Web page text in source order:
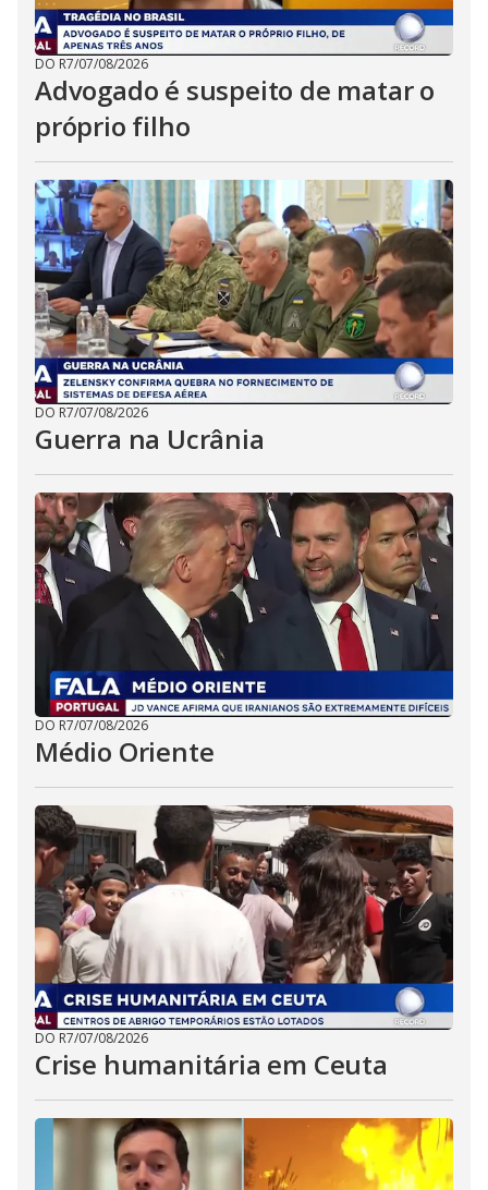
DO R7/07/08/2026
Advogado é suspeito de matar o
próprio filho
DO R7/07/08/2026
Guerra na Ucrânia
DO R7/07/08/2026
Médio Oriente
DO R7/07/08/2026
Crise humanitária em Ceuta